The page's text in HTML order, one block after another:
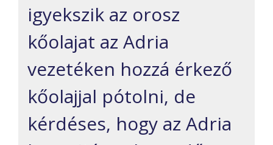
igyekszik az orosz
kőolajat az Adria
vezetéken hozzá érkező
kőolajjal pótolni, de
kérdéses, hogy az Adria